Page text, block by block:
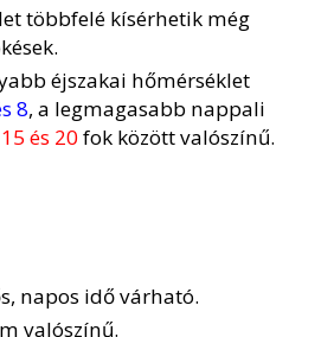
többfelé kísérhetik még
éjszakai hőmérséklet
8, a legmagasabb nappali
15 és 20fok között valószínű.
napos idő várható.
valószínű.